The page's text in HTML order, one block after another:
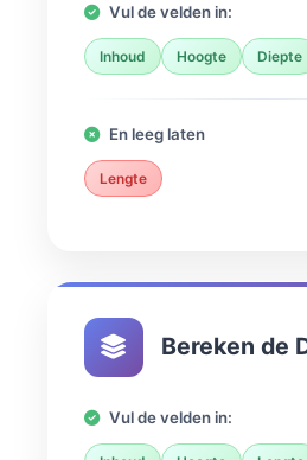
Vul de velden in:
Inhoud Hoogte Diepte
En leeg laten
Lengte
Bereken de
Vul de velden in: